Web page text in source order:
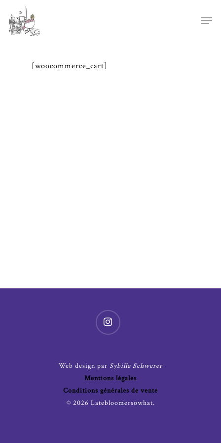
[woocommerce_cart]
Web design par Sybille Schwerer
Mentions légales
Conditions générales de vente
© 2026 Latebloomersowhat.